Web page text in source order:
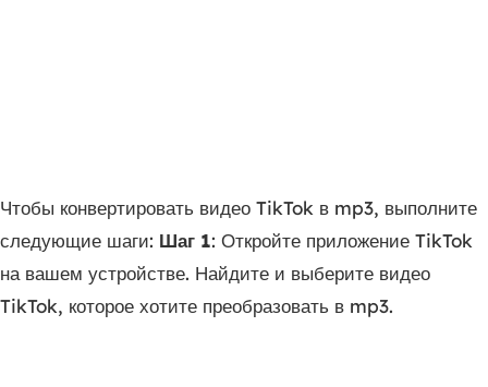
Чтобы конвертировать видео TikTok в mp3, выполните
следующие шаги: Шаг 1: Откройте приложение TikTok
на вашем устройстве. Найдите и выберите видео
TikTok, которое хотите преобразовать в mp3.